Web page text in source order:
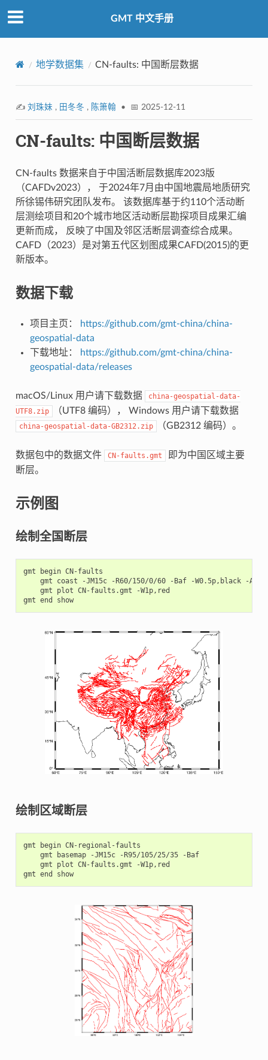
GMT 中文手册
地学数据集 CN-faults: 中国断层数据
✍️ 刘珠妹 , 田冬冬 , 陈箫翰 • 📅 2025-12-11
CN-faults: 中国断层数据
CN-faults 数据来自于中国活断层数据库2023版
（CAFDv2023）， 于2024年7月由中国地震局地质研究
所徐锡伟研究团队发布。 该数据库基于约110个活动断
层测绘项目和20个城市地区活动断层勘探项目成果汇编
更新而成， 反映了中国及邻区活断层调查综合成果。
CAFD（2023）是对第五代区划图成果CAFD(2015)的更
新版本。
数据下载
项目主页：
https://github.com/gmt-china/china-
geospatial-data
下载地址：
https://github.com/gmt-china/china-
geospatial-data/releases
macOS/Linux 用户请下载数据
china-geospatial-data-
UTF8.zip
（UTF8 编码）， Windows 用户请下载数据
china-geospatial-data-GB2312.zip （GB2312 编码）。
数据包中的数据文件 CN-faults.gmt
即为中国区域主要
断层。
示例图
绘制全国断层
gmt begin
gmt
coast -JM15c -R60/150/0/60 -Baf
-W0.5p,black
gmt
plot CN-faults.gmt
-W1p,red
gmt end show
绘制区域断层
gmt begin
gmt
basemap -JM15c -R95/105/25/35
-Baf
gmt
plot CN-faults.gmt
-W1p,red
gmt end show